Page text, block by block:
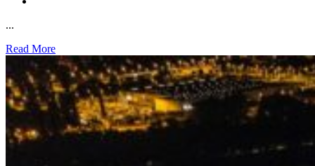
...
Read More